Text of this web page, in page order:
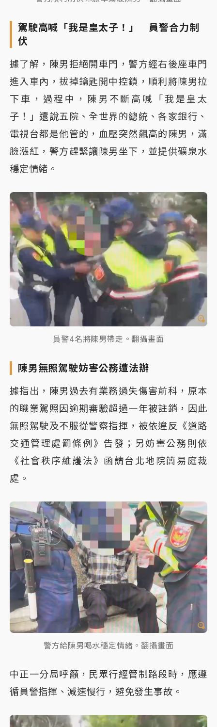
駕駛高喊「我是皇太子！」 員警合力制
伏
據了解，陳男拒絕開車門，警方經右後座車門
進入車內，拔掉鑰匙開中控鎖，順利將陳男拉
下車，過程中，陳男不斷高喊「我是皇太
子！」還說五院、全世界的總統、各家銀行、
電視台都是他管的，血壓突然飆高的陳男，滿
臉漲紅，警方趕緊讓陳男坐下，並提供礦泉水
穩定情緒。
員警4名將陳男帶走。翻攝畫面
陳男無照駕駛妨害公務遭法辦
據指出，陳男過去有業務過失傷害前科，原本
的職業駕照因逾期審驗超過一年被註銷，因此
無照駕駛及不服從警察指揮，被依違反《道路
交通管理處罰條例》告發；另妨害公務則依
《社會秩序維護法》函請台北地院簡易庭裁
處。
警方給陳男喝水穩定情緒。翻攝畫面
中正一分局呼籲，民眾行經管制路段時，應遵
循員警指揮、減速慢行，避免發生事故。